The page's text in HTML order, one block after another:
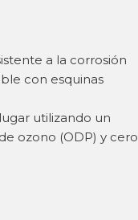
a la corrosión
con esquinas
utilizando un
ozono (ODP) y cero